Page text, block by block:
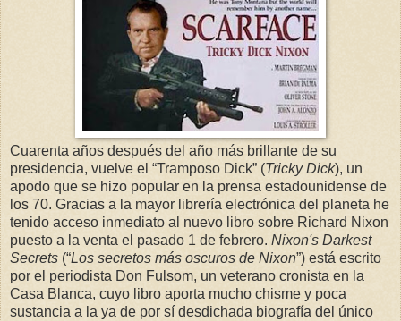
Cuarenta años después del año más brillante de su
presidencia, vuelve el “Tramposo Dick” (Tricky Dick), un
apodo que se hizo popular en la prensa estadounidense de
los 70. Gracias a la mayor librería electrónica del planeta he
tenido acceso inmediato al nuevo libro sobre Richard Nixon
puesto a la venta el pasado 1 de febrero. Nixon's Darkest
Secrets (“Los secretos más oscuros de Nixon”) está escrito
por el periodista Don Fulsom, un veterano cronista en la
Casa Blanca, cuyo libro aporta mucho chisme y poca
sustancia a la ya de por sí desdichada biografía del único